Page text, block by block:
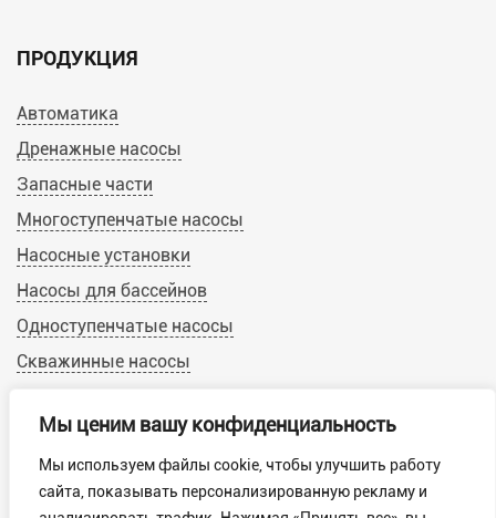
Мы ценим вашу конфиденциальность
Мы используем файлы cookie, чтобы улучшить работу
сайта, показывать персонализированную рекламу и
ПРОДУКЦИЯ
Автоматика
Дренажные насосы
Запасные части
Многоступенчатые насосы
Насосные установки
Насосы для бассейнов
Одноступенчатые насосы
Скважинные насосы
© 2019-2022 Calpeda-Russia.ru
Пользовательское соглашение